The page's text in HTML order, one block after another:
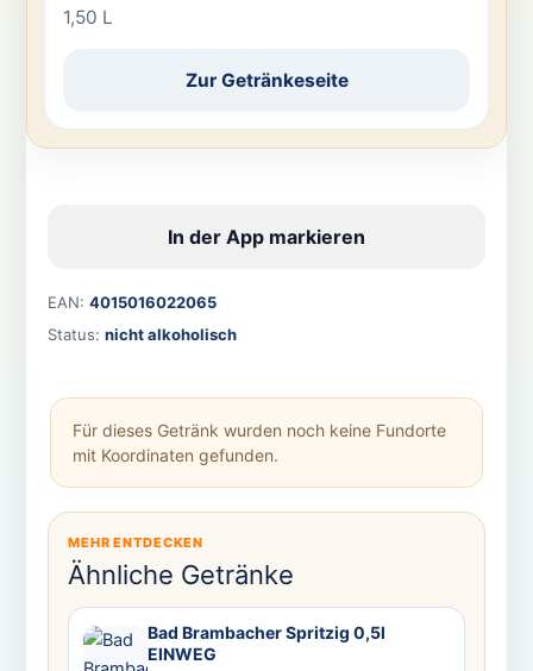
1,50 L
Zur Getränkeseite
In der App markieren
EAN: 4015016022065
Status: nicht alkoholisch
Für dieses Getränk wurden noch keine Fundorte
mit Koordinaten gefunden.
MEHR ENTDECKEN
Ähnliche Getränke
Bad Brambacher Spritzig 0,5l
EINWEG